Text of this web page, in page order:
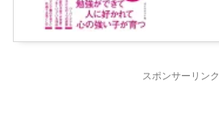
スポンサーリンク